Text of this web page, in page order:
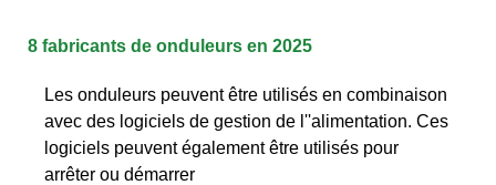
8 fabricants de onduleurs en 2025
Les onduleurs peuvent être utilisés en combinaison
avec des logiciels de gestion de l''alimentation. Ces
logiciels peuvent également être utilisés pour
arrêter ou démarrer